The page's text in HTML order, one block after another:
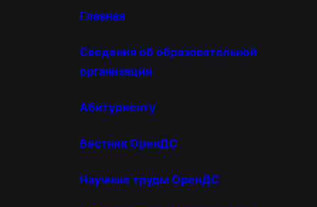
Главная
Сведения об образовательной
организации
Абитуриенту
Вестник ОренДС
Научные труды ОренДС